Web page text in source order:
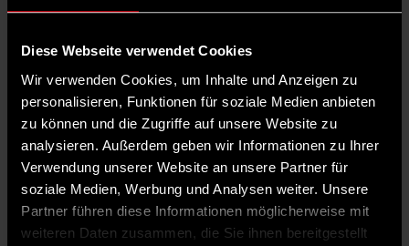
Diese Webseite verwendet Cookies
Wir verwenden Cookies, um Inhalte und Anzeigen zu
personalisieren, Funktionen für soziale Medien anbieten
zu können und die Zugriffe auf unsere Website zu
analysieren. Außerdem geben wir Informationen zu Ihrer
Verwendung unserer Website an unsere Partner für
soziale Medien, Werbung und Analysen weiter. Unsere
Partner führen diese Informationen möglicherweise mit
weiteren Daten zusammen, die Sie ihnen bereitgestellt
in Rathäusern Verantwortung übernehmen.
Es sei unbefriedigend, schildert Duisburgs
sozialdemokratischer OB Sören Link, wenn
man „Bürgerinnen und Bürgern erklären
muss, warum bestimmte Dienstleistungen
nicht mehr erbracht werden, warum Steuern
erhöht werden müssen.“ Duisburg habe seine
Hausaufgaben gemacht und in den